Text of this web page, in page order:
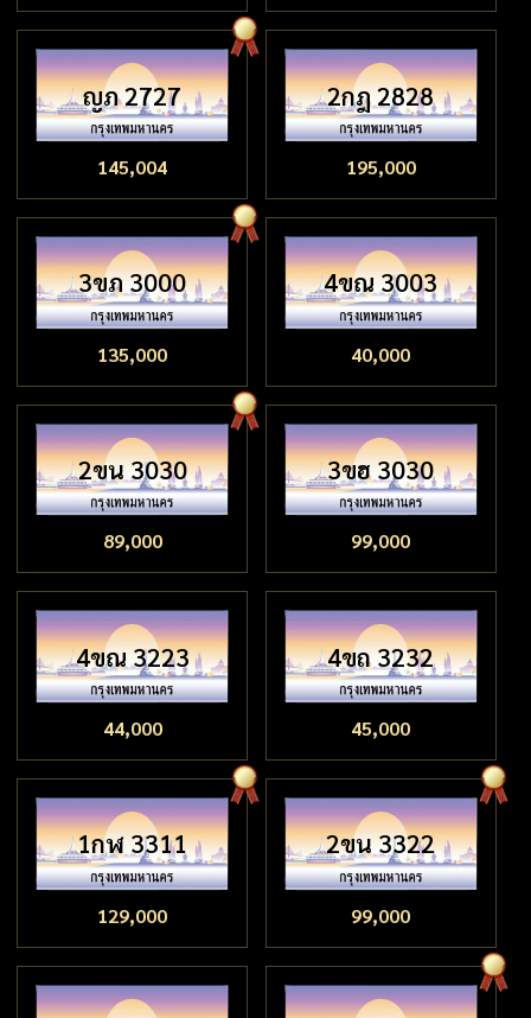
ญภ 2727
145,004
2กฎ 2828
195,000
3ขภ 3000
135,000
4ขณ 3003
40,000
2ขน 3030
89,000
3ขฮ 3030
99,000
4ขณ 3223
44,000
4ขถ 3232
45,000
1กฬ 3311
129,000
2ขน 3322
99,000